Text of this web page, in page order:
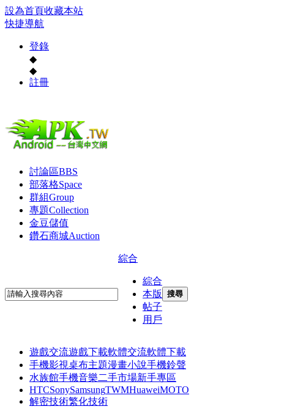
設為首頁收藏本站
快捷導航
登錄
◆
◆
註冊
討論區BBS
部落格Space
群組Group
專題Collection
金豆儲值
鑽石商城Auction
綜合
綜合
本版
帖子
用戶
搜尋
遊戲交流遊戲下載軟體交流軟體下載
手機影視桌布主題漫畫小說手機鈴聲
水族館手機音樂二手市場新手專區
HTCSonySamsungTWMHuaweiMOTO
解密技術繁化技術